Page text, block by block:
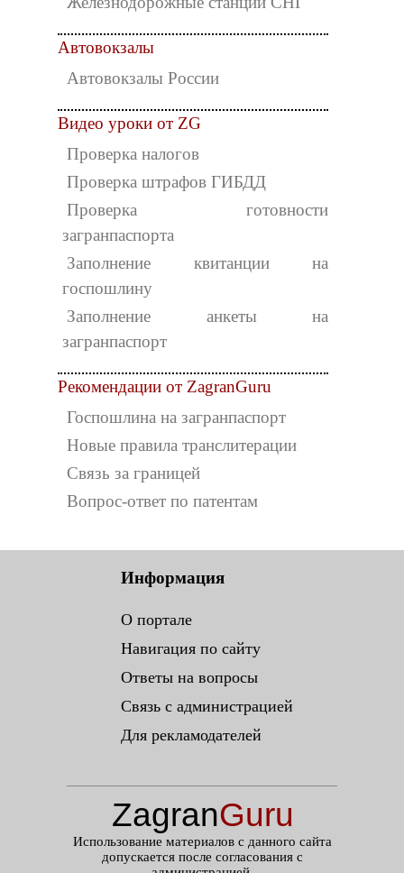
Автовокзалы
Автовокзалы России
Видео уроки от ZG
Проверка налогов
Проверка штрафов ГИБДД
Проверка готовности
загранпаспорта
Заполнение квитанции на
госпошлину
Заполнение анкеты на
загранпаспорт
Рекомендации от ZagranGuru
Госпошлина на загранпаспорт
Новые правила транслитерации
Связь за границей
Вопрос-ответ по патентам
Информация
О портале
Навигация по сайту
Ответы на вопросы
Связь с администрацией
Для рекламодателей
ZagranGuru
Использование материалов с данного сайта
допускается после согласования с